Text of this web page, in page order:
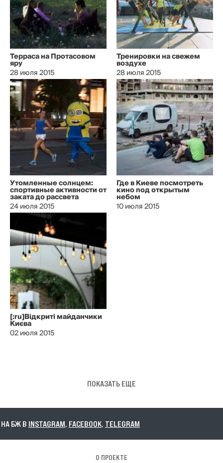
Терраса на Протасовом
яру
28 июля 2015
Тренировки на свежем
воздухе
28 июля 2015
Утомленные солнцем:
спортивные активности от
заката до рассвета
24 июля 2015
Где в Киеве посмотреть
кино под открытым
небом
10 июля 2015
[:ru]Відкриті майданчики
Києва
02 июля 2015
ПОКАЗАТЬ ЕЩЕ
ВINSTAGRAM,FACEBOOK,TELEGRAM
О ПРОЕКТЕ